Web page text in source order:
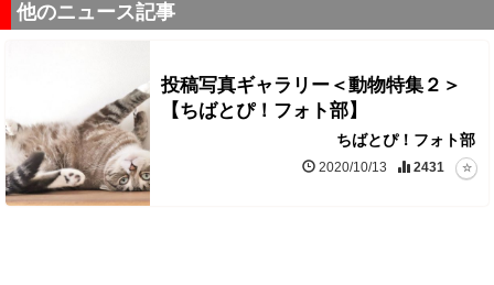
他のニュース記事
投稿写真ギャラリー＜動物特集２＞
【ちばとぴ！フォト部】
ちばとぴ！フォト部
2020/10/13 2431